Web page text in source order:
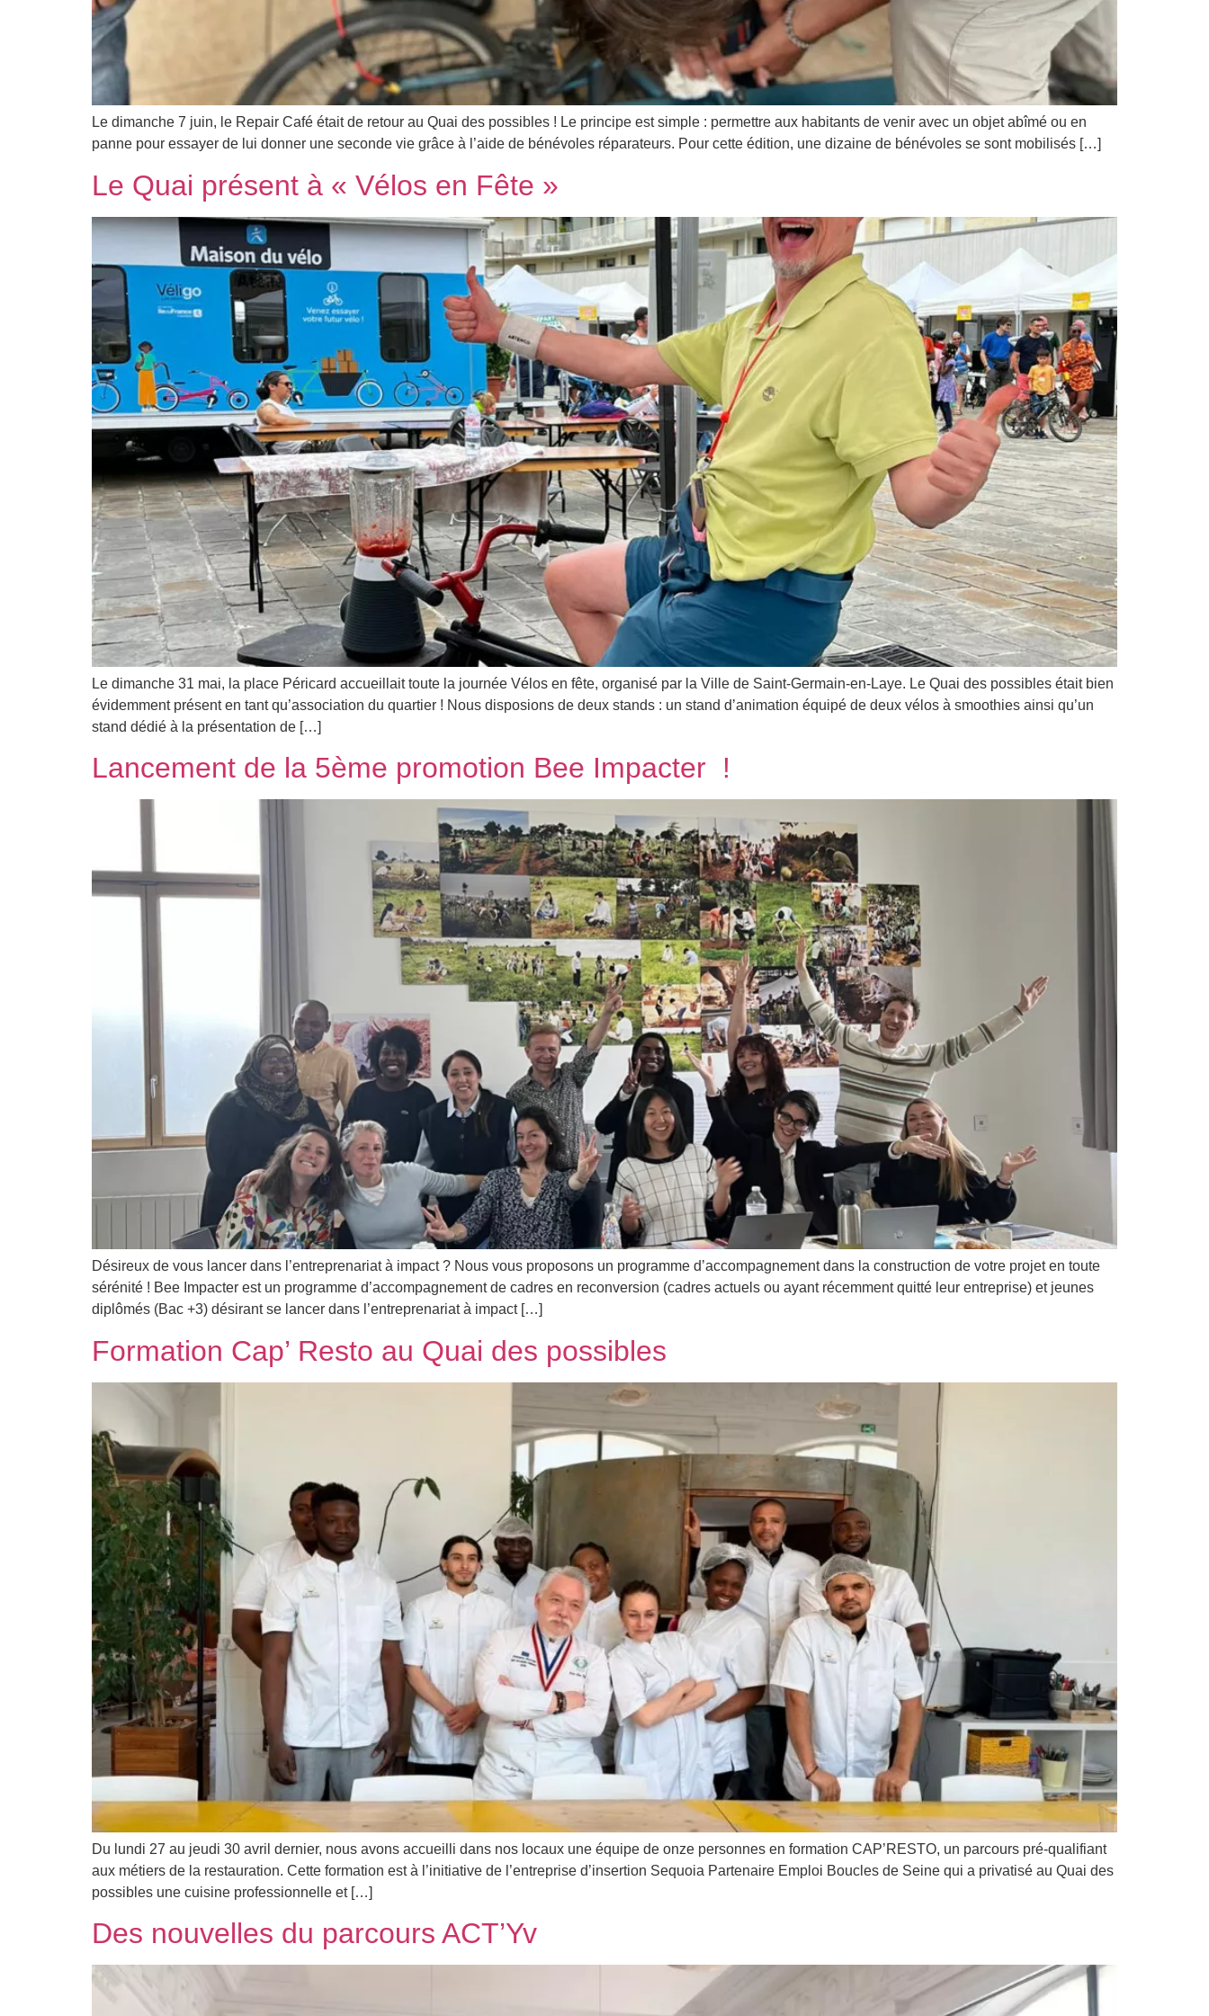
Le dimanche 7 juin, le Repair Café était de retour au Quai des possibles ! Le principe est simple : permettre aux habitants de venir avec un objet abîmé ou en
panne pour essayer de lui donner une seconde vie grâce à l’aide de bénévoles réparateurs. Pour cette édition, une dizaine de bénévoles se sont mobilisés […]
Le Quai présent à « Vélos en Fête »
Le dimanche 31 mai, la place Péricard accueillait toute la journée Vélos en fête, organisé par la Ville de Saint-Germain-en-Laye. Le Quai des possibles était bien
évidemment présent en tant qu’association du quartier ! Nous disposions de deux stands : un stand d’animation équipé de deux vélos à smoothies ainsi qu’un
stand dédié à la présentation de […]
Lancement de la 5ème promotion Bee Impacter !
Désireux de vous lancer dans l’entreprenariat à impact ? Nous vous proposons un programme d’accompagnement dans la construction de votre projet en toute
sérénité ! Bee Impacter est un programme d’accompagnement de cadres en reconversion (cadres actuels ou ayant récemment quitté leur entreprise) et jeunes
diplômés (Bac +3) désirant se lancer dans l’entreprenariat à impact […]
Formation Cap’ Resto au Quai des possibles
Du lundi 27 au jeudi 30 avril dernier, nous avons accueilli dans nos locaux une équipe de onze personnes en formation CAP’RESTO, un parcours pré-qualifiant
aux métiers de la restauration. Cette formation est à l’initiative de l’entreprise d’insertion Sequoia Partenaire Emploi Boucles de Seine qui a privatisé au Quai des
possibles une cuisine professionnelle et […]
Des nouvelles du parcours ACT’Yv